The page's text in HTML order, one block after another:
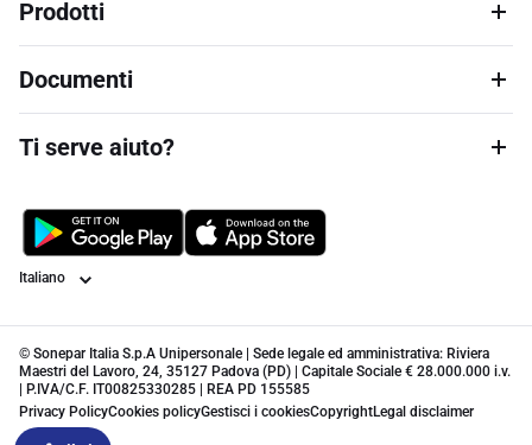
Prodotti
Documenti
Ti serve aiuto?
Lingua
© Sonepar Italia S.p.A Unipersonale | Sede legale ed amministrativa: Riviera
Maestri del Lavoro, 24, 35127 Padova (PD) | Capitale Sociale € 28.000.000 i.v.
| P.IVA/C.F. IT00825330285 | REA PD 155585
Privacy PolicyCookies policyGestisci i cookiesCopyrightLegal disclaimer